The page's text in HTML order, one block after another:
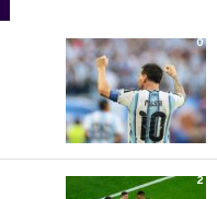
0
2